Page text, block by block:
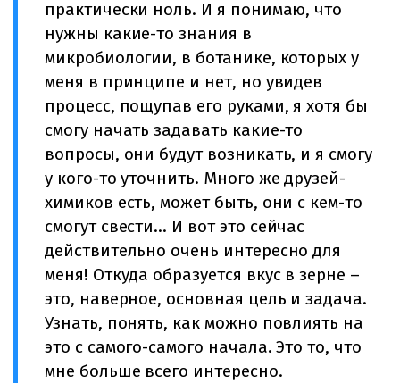
практически ноль. И я понимаю, что
нужны какие-то знания в
микробиологии, в ботанике, которых у
меня в принципе и нет, но увидев
процесс, пощупав его руками, я хотя бы
смогу начать задавать какие-то
вопросы, они будут возникать, и я смогу
у кого-то уточнить. Много же друзей-
химиков есть, может быть, они с кем-то
смогут свести… И вот это сейчас
действительно очень интересно для
меня! Откуда образуется вкус в зерне –
это, наверное, основная цель и задача.
Узнать, понять, как можно повлиять на
это с самого-самого начала. Это то, что
мне больше всего интересно.